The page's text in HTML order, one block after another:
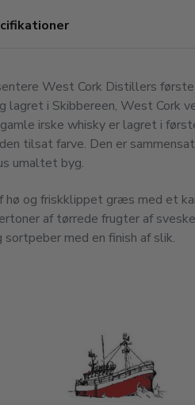
West Cork Distillers
lagret i Skibbereen, West Cork
irske whisky er lagret i
tilsat farve. Den er
umaltet byg.
hø og friskklippet græs med et
af tørrede frugter af
med en finish af slik.